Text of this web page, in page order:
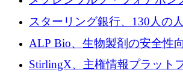
を確保
Nextcloud を州全体に展開し
戦略を拡大
スターリング銀行、130人の
ALP Bio、生物製剤の安全性
Venture Kick から 16 万 1,000
StirlingX、主権情報プラット